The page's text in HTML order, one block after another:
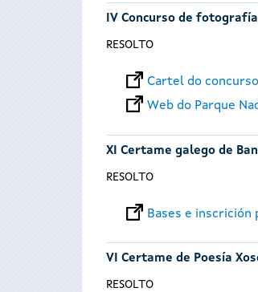
IV Concurso de
RESOLTO
Cartel do concurso
Web do Parque
XI Certame galego de
RESOLTO
Bases e inscrición
VI Certame de Poesía
RESOLTO